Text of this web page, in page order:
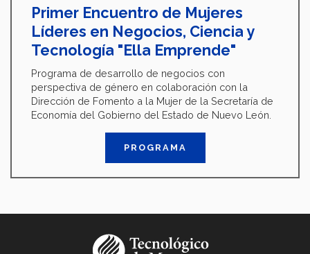
Primer Encuentro de Mujeres
Líderes en Negocios, Ciencia y
Tecnología "Ella Emprende"
Programa de desarrollo de negocios con
perspectiva de género en colaboración con la
Dirección de Fomento a la Mujer de la Secretaría de
Economía del Gobierno del Estado de Nuevo León.
PROGRAMA